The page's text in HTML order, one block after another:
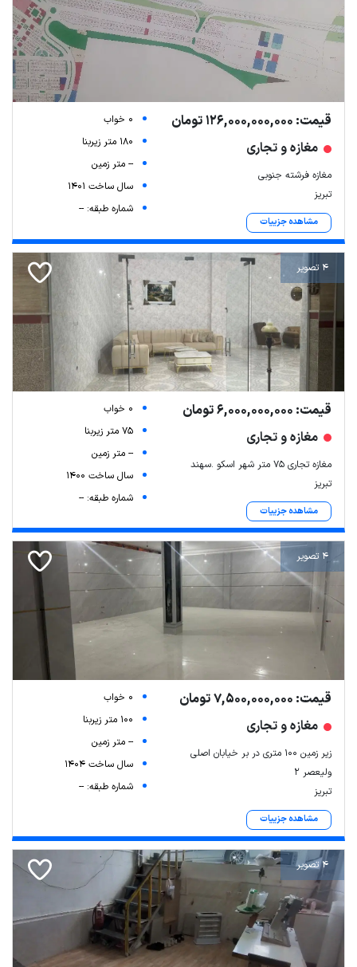
قیمت: 126,000,000,000 تومان
مغازه و تجاری
مغازه فرشته جنوبی
تبریز
مشاهده جزییات
0 خواب
180 متر زیربنا
-- متر زمین
سال ساخت 1401
شماره طبقه: --
4 تصویر
قیمت: 6,000,000,000 تومان
مغازه و تجاری
مغازه تجاری ۷۵ متر شهر اسکو .سهند
تبریز
مشاهده جزییات
0 خواب
75 متر زیربنا
-- متر زمین
سال ساخت 1400
شماره طبقه: --
4 تصویر
قیمت: 7,500,000,000 تومان
مغازه و تجاری
زیر زمین ۱۰۰ متری در بر خیابان اصلی
ولیعصر ۲
تبریز
مشاهده جزییات
0 خواب
100 متر زیربنا
-- متر زمین
سال ساخت 1404
شماره طبقه: --
4 تصویر